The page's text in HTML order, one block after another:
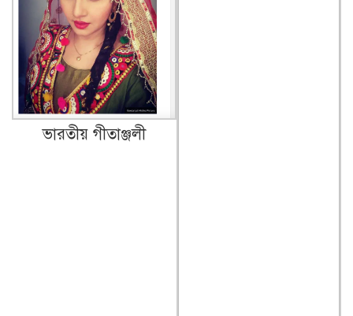
ভারতীয় গীতাঞ্জলী